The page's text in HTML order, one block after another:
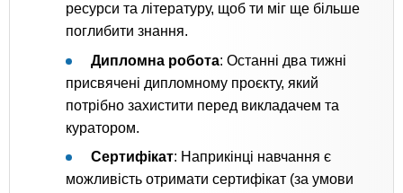
ресурси та літературу, щоб ти міг ще більше
поглибити знання.
Дипломна робота: Останні два тижні
присвячені дипломному проєкту, який
потрібно захистити перед викладачем та
куратором.
Сертифікат: Наприкінці навчання є
можливість отримати сертифікат (за умови